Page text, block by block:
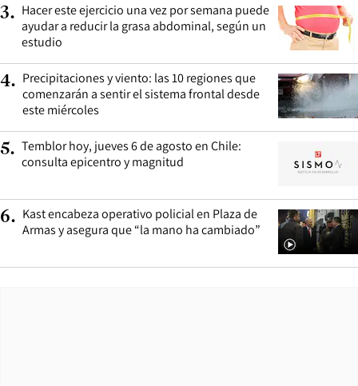
3. Hacer este ejercicio una vez por semana puede
ayudar a reducir la grasa abdominal, según un
estudio
4. Precipitaciones y viento: las 10 regiones que
comenzarán a sentir el sistema frontal desde
este miércoles
5. Temblor hoy, jueves 6 de agosto en Chile:
consulta epicentro y magnitud
6. Kast encabeza operativo policial en Plaza de
Armas y asegura que “la mano ha cambiado”